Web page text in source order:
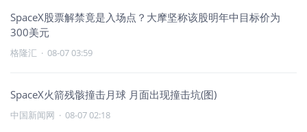
SpaceX股票解禁竟是入场点？大摩坚称该股明年中目标价为
300美元
格隆汇 · 08-07 03:59
SpaceX火箭残骸撞击月球 月面出现撞击坑(图)
中国新闻网 · 08-07 02:18